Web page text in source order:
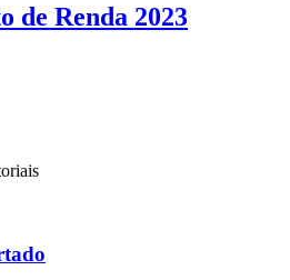
de Renda 2023